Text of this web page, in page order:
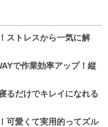
ストレスから一気に解
で作業効率アップ！縦
るだけでキレイになれる
可愛くて実用的ってズル